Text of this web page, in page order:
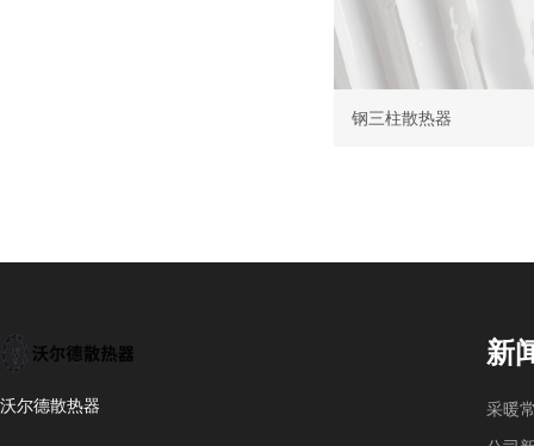
钢三柱散热器
沃尔德散热器
新
采暖